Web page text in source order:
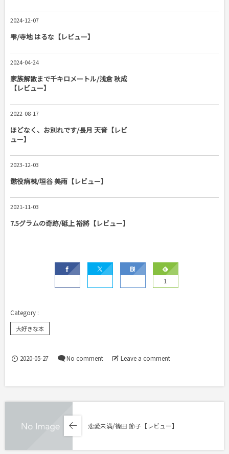
2024-12-07
雫/寺地 はるな【レビュー】
2024-04-24
家族解散まで千キロメートル/浅倉 秋成
【レビュー】
2022-08-17
ほどなく、お別れです/長月 天音【レビ
ュー】
2023-12-03
懲役病棟/垣谷 美雨【レビュー】
2021-11-03
7.5グラムの奇跡/砥上 裕將【レビュー】
1
大好きな本
2020-05-27 No comment Leave a comment
恋愛未満/篠田 節子【レビュー】